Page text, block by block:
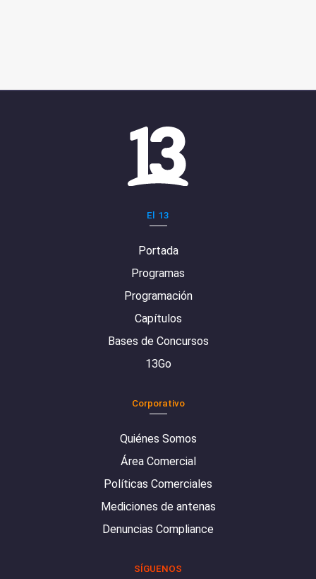
El 13
Portada
Programas
Programación
Capítulos
Bases de Concursos
13Go
Corporativo
Quiénes Somos
Área Comercial
Políticas Comerciales
Mediciones de antenas
Denuncias Compliance
SÍGUENOS